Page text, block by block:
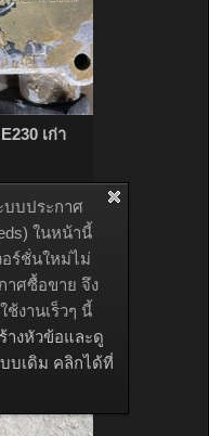
บบประกาศ
ในหน้านี้
อร์ชั่นใหม่ไม่
าศซื้อขาย จึง
งานเร็วๆ นี้
งหัวข้อและดู
บเดิม คลิกได้ที่
เก่า
3,500.00
ไม่มี
1,672